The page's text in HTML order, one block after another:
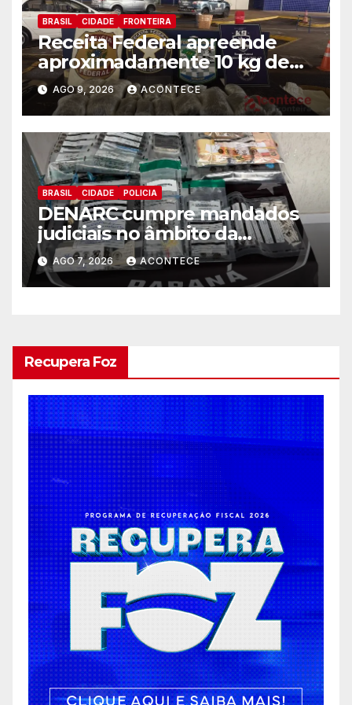
BRASIL CIDADE FRONTEIRA
Receita Federal apreende
aproximadamente 10 kg de
substância análoga ao
capulho
AGO 9, 2026 ACONTECE
BRASIL CIDADE POLICIA
DENARC cumpre mandados
judiciais no âmbito da
“Operação Quadrante do Pó”
em Foz do Iguaçu
AGO 7, 2026 ACONTECE
Recupera Foz